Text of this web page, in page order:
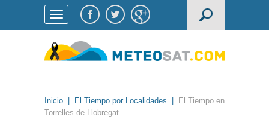
Inicio El Tiempo por Localidades
El Tiempo en
Torrelles de Llobregat